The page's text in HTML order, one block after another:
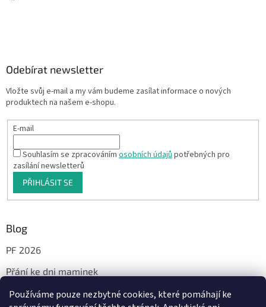
Používáme pouze nezbytné cookies, které pomáhají ke
Odebírat newsletter
Vložte svůj e-mail a my vám budeme zasílat informace o nových
produktech na našem e-shopu.
E-mail
Souhlasím se zpracovánímosobních údajůpotřebných pro
zasílání newsletterů
PŘIHLÁSIT SE
Blog
PF 2026
Přání ke dni maminek